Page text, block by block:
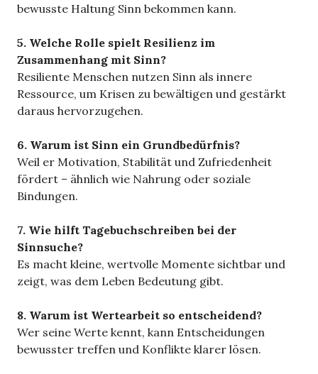
bewusste Haltung Sinn bekommen kann.
5. Welche Rolle spielt Resilienz im
Zusammenhang mit Sinn?
Resiliente Menschen nutzen Sinn als innere
Ressource, um Krisen zu bewältigen und gestärkt
daraus hervorzugehen.
6. Warum ist Sinn ein Grundbedürfnis?
Weil er Motivation, Stabilität und Zufriedenheit
fördert – ähnlich wie Nahrung oder soziale
Bindungen.
7. Wie hilft Tagebuchschreiben bei der
Sinnsuche?
Es macht kleine, wertvolle Momente sichtbar und
zeigt, was dem Leben Bedeutung gibt.
8. Warum ist Wertearbeit so entscheidend?
Wer seine Werte kennt, kann Entscheidungen
bewusster treffen und Konflikte klarer lösen.